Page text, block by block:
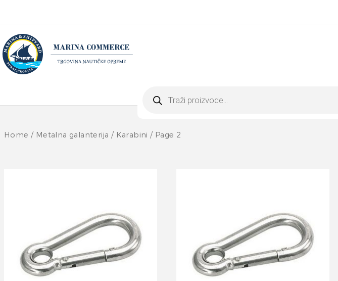
search
Home / Metalna galanterija / Karabini / Page 2